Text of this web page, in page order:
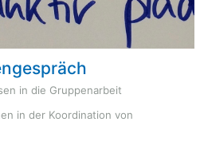
in die Gruppenarbeit
in der Koordination von